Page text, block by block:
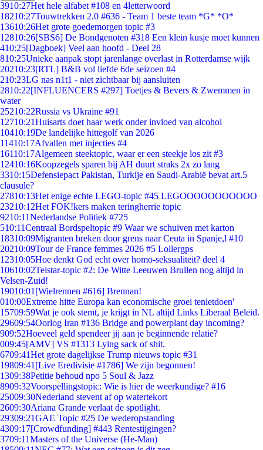
3910:27Het hele alfabet #108 en 4letterwoord
18210:27Touwtrekken 2.0 #636 - Team 1 beste team *G* *O*
13610:26Het grote goedemorgen topic #3
12810:26[SBS6] De Bondgenoten #318 Een klein kusje moet kunnen
410:25[Dagboek] Veel aan hoofd - Deel 28
810:25Unieke aanpak stopt jarenlange overlast in Rotterdamse wijk
20210:23[RTL] B&B vol liefde 6de seizoen #4
210:23LG nas n1t1 - niet zichtbaar bij aansluiten
2810:22[INFLUENCERS #297] Toetjes & Bevers & Zwemmen in
water
25210:22Russia vs Ukraine #91
12710:21Huisarts doet haar werk onder invloed van alcohol
10410:19De landelijke hittegolf van 2026
11410:17Afvallen met injecties #4
16110:17Algemeen steektopic, waar er een steekje los zit #3
12410:16Koopzegels sparen bij AH duurt straks 2x zo lang
3310:15Defensiepact Pakistan, Turkije en Saudi-Arabië bevat art.5
clausule?
27810:13Het enige echte LEGO-topic #45 LEGOOOOOOOOOOO
23210:12Het FOK!kers maken teringherrie topic
9210:11Nederlandse Politiek #725
510:11Centraal Bordspeltopic #9 Waar we schuiven met karton
18310:09Migranten breken door grens naar Ceuta in Spanje,l #10
20210:09Tour de France femmes 2026 #5 Lollergps
12310:05Hoe denkt God echt over homo-seksualiteit? deel 4
10610:02Telstar-topic #2: De Witte Leeuwen Brullen nog altijd in
Velsen-Zuid!
19010:01 [Wielrennen #616] Brennan!
010:00Extreme hitte Europa kan economische groei tenietdoen'
15709:59Wat je ook stemt, je krijgt in NL altijd Links Liberaal Beleid.
29609:54Oorlog Iran #136 Bridge and powerplant day incoming?
909:52Hoeveel geld spendeer jij aan je beginnende relatie?
009:45[AMV] VS #1313 Lying sack of shit.
6709:41Het grote dagelijkse Trump nieuws topic #31
19809:41 [Live Eredivisie #1786] We zijn begonnen!
1309:38Petitie behoud npo 5 Soul & Jazz
8909:32Voorspellingstopic: Wie is hier de weerkundige? #16
25009:30Nederland stevent af op watertekort
2609:30Ariana Grande verlaat de spotlight.
29309:21GAE Topic #25 De wederopstanding
4309:17[Crowdfunding] #443 Rentestijgingen?
3709:11Masters of the Universe (He-Man)